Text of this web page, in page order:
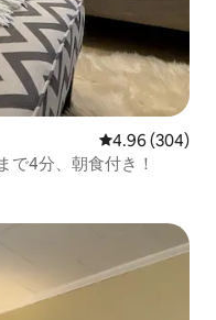
レビュー304
4.96 (304)
で4分、朝食付き！